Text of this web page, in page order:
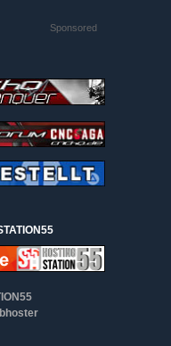
Sponsored